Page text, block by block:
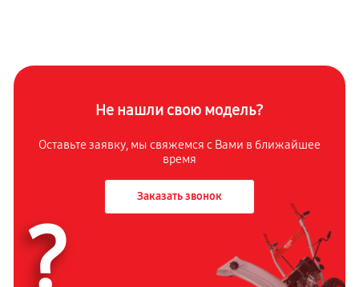
Не нашли свою модель?
Оставьте заявку, мы свяжемся с Вами в ближайшее
время
Заказать звонок
?